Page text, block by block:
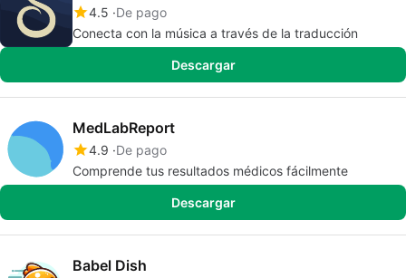
4.5 De pago
Conecta con la música a través de la traducción
Descargar
MedLabReport
4.9 De pago
Comprende tus resultados médicos fácilmente
Descargar
Babel Dish